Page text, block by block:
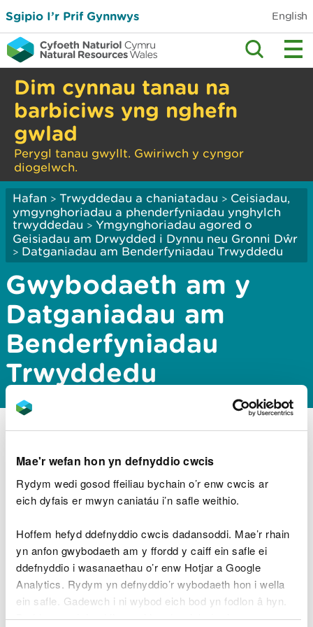
Mae'r wefan hon yn defnyddio cwcis
Rydym wedi gosod ffeiliau bychain o’r enw cwcis ar
eich dyfais er mwyn caniatáu i’n safle weithio.
Hoffem hefyd ddefnyddio cwcis dadansoddi. Mae’r rhain
yn anfon gwybodaeth am y ffordd y caiff ein safle ei
ddefnyddio i wasanaethau o’r enw Hotjar a Google
Analytics. Rydym yn defnyddio’r wybodaeth hon i wella
ein safle. Gadewch i ni wybod eich bod yn fodlon â hyn.
Byddwn yn defnyddio cwci i gadw eich dewis.
Sgipio I’r Prif Gynnwys English
Dim cynnau tanau na
barbiciws yng nghefn
gwlad
Perygl tanau gwyllt. Gwiriwch y cyngor
diogelwch.
Hafan > Trwyddedau a chaniatadau > Ceisiadau,
ymgynghoriadau a phenderfyniadau ynghylch
trwyddedau > Ymgynghoriadau agored o
Geisiadau am Drwydded i Dynnu neu Gronni Dŵr
> Datganiadau am Benderfyniadau Trwyddedu
Gwybodaeth am y
Datganiadau am
Benderfyniadau
Trwyddedu
Mae’n datgan y dylid:
"Cyhoeddi esboniadau clir a dealladwy,
mewn iaith annhechnegol, am wrthod cais
Byddwn ni’n cyhoeddi manylion cryno am
geisiadau wedi’u gwrthod, a cheisiadau a ganiateir